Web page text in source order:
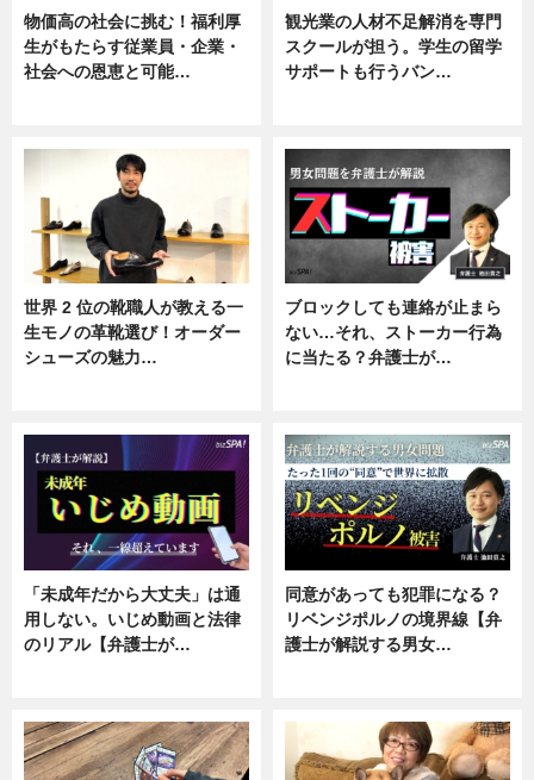
物価高の社会に挑む！福利厚
生がもたらす従業員・企業・
社会への恩恵と可能…
観光業の人材不足解消を専門
スクールが担う。学生の留学
サポートも行うバン…
世界 2 位の靴職人が教える一
生モノの革靴選び！オーダー
シューズの魅力…
ブロックしても連絡が止まら
ない…それ、ストーカー行為
に当たる？弁護士が…
「未成年だから大丈夫」は通
用しない。いじめ動画と法律
のリアル【弁護士が…
同意があっても犯罪になる？
リベンジポルノの境界線【弁
護士が解説する男女…